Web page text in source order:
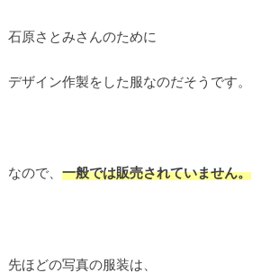
石原さとみさんのために
デザイン作製をした服なのだそうです。
なので、 一般では販売されていません。
先ほどの写真の服装は、